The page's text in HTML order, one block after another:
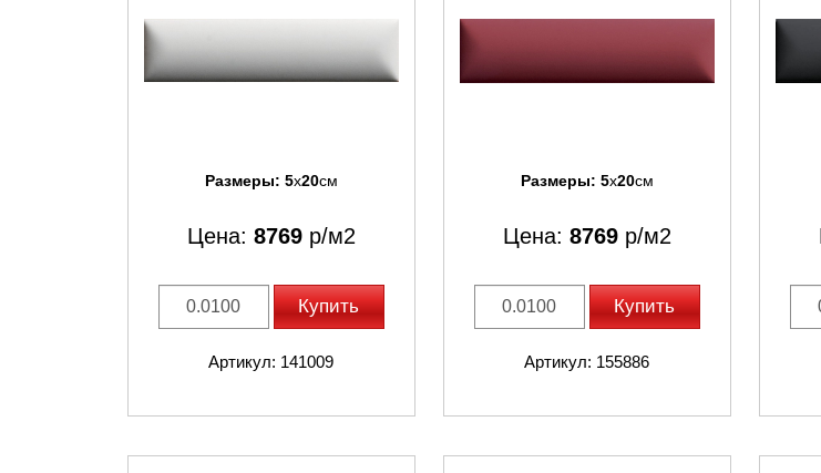
Размеры: 5x20см
Цена: 8769р/м2
Купить
Артикул: 141009
Размеры: 5x20см
Цена: 8769р/м2
Купить
Артикул: 155886